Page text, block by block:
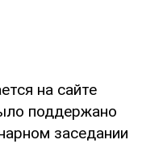
на сайте
поддержано
заседании